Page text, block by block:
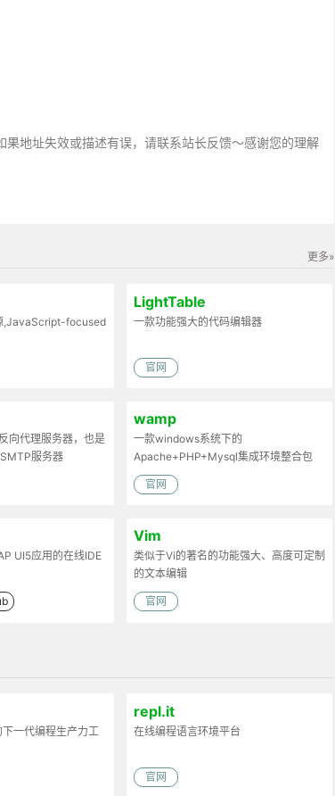
地址失效或描述有误，请联系站长反馈～感谢您的理解
更多»
,JavaScript-focused
LightTable
一款功能强大的代码编辑器
官网
向代理服务器，也是
服务器
wamp
一款windows系统下的
Apache+PHP+Mysql集成环境整合包
官网
UI5应用的在线IDE
Vim
类似于Vi的著名的功能强大、高度可定制
的文本编辑
官网
一代编程生产力工
repl.it
在线编程语言环境平台
官网